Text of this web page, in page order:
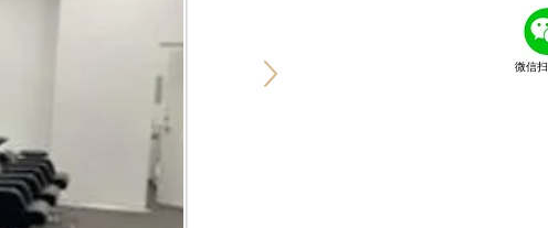
微信